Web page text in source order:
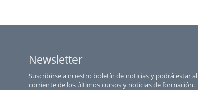
Newsletter
Suscribirse a nuestro boletín de noticias y podrá estar al
corriente de los últimos cursos y noticias de formación.